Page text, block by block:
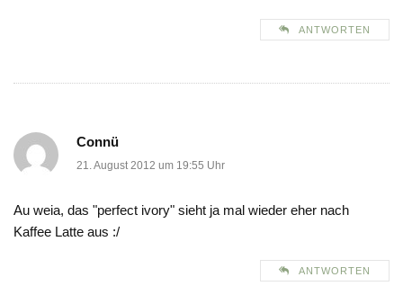
ANTWORTEN
Connü
21. August 2012 um 19:55 Uhr
Au weia, das "perfect ivory" sieht ja mal wieder eher nach
Kaffee Latte aus :/
ANTWORTEN